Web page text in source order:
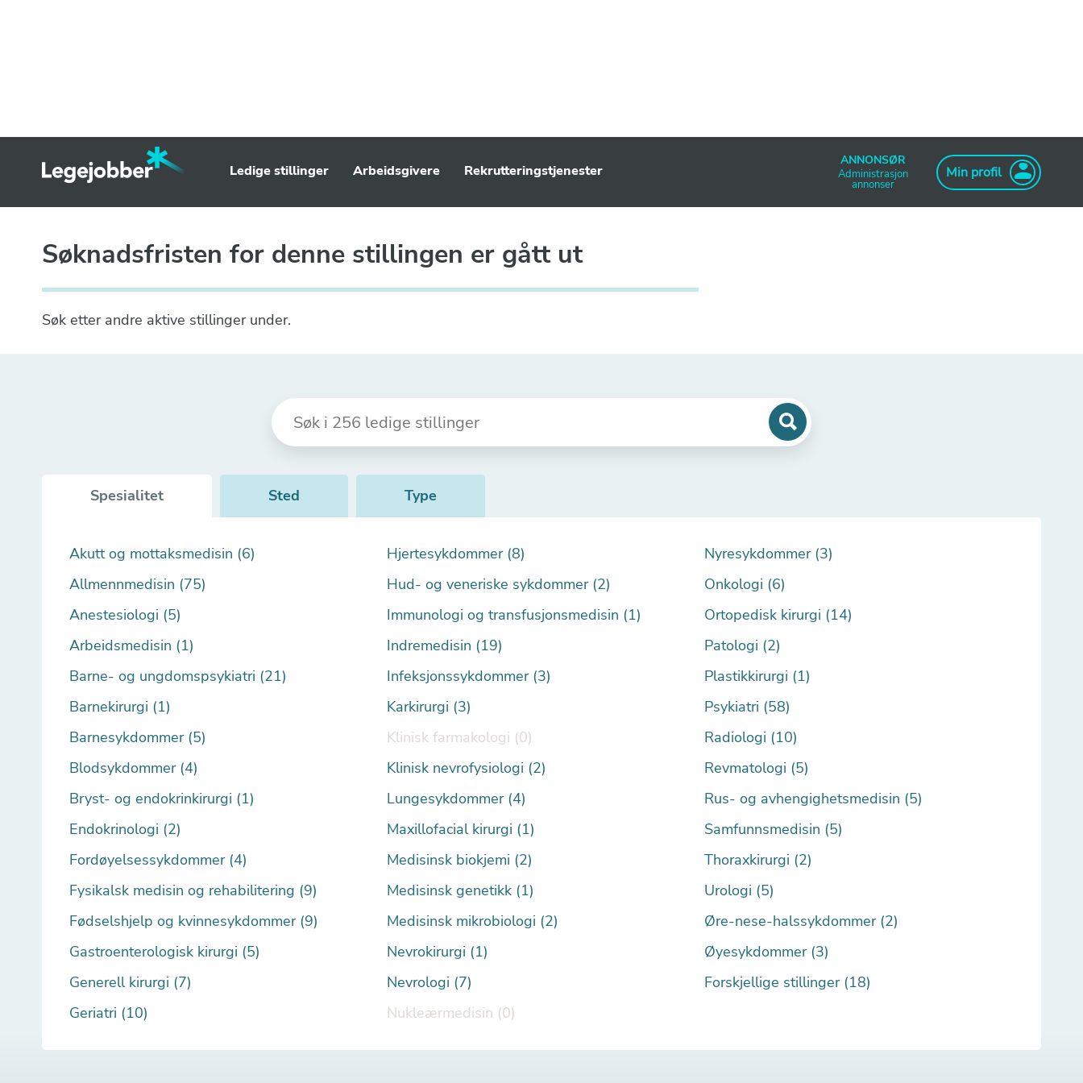
Ledige stillinger Arbeidsgivere Rekrutteringstjenester
ANNONSØR
Administrasjon
annonser
Min profil
Søknadsfristen for denne stillingen er gått ut
Søk etter andre aktive stillinger under.
Spesialitet Sted Type
Akutt og mottaksmedisin (6)
Allmennmedisin (75)
Anestesiologi (5)
Arbeidsmedisin (1)
Barne- og ungdomspsykiatri (21)
Barnekirurgi (1)
Barnesykdommer (5)
Blodsykdommer (4)
Bryst- og endokrinkirurgi (1)
Endokrinologi (2)
Fordøyelsessykdommer (4)
Fysikalsk medisin og rehabilitering (9)
Fødselshjelp og kvinnesykdommer (9)
Gastroenterologisk kirurgi (5)
Generell kirurgi (7)
Geriatri (10)
Hjertesykdommer (8)
Hud- og veneriske sykdommer (2)
Immunologi og transfusjonsmedisin (1)
Indremedisin (19)
Infeksjonssykdommer (3)
Karkirurgi (3)
Klinisk farmakologi (0)
Klinisk nevrofysiologi (2)
Lungesykdommer (4)
Maxillofacial kirurgi (1)
Medisinsk biokjemi (2)
Medisinsk genetikk (1)
Medisinsk mikrobiologi (2)
Nevrokirurgi (1)
Nevrologi (7)
Nukleærmedisin (0)
Nyresykdommer (3)
Onkologi (6)
Ortopedisk kirurgi (14)
Patologi (2)
Plastikkirurgi (1)
Psykiatri (58)
Radiologi (10)
Revmatologi (5)
Rus- og avhengighetsmedisin (5)
Samfunnsmedisin (5)
Thoraxkirurgi (2)
Urologi (5)
Øre-nese-halssykdommer (2)
Øyesykdommer (3)
Forskjellige stillinger (18)